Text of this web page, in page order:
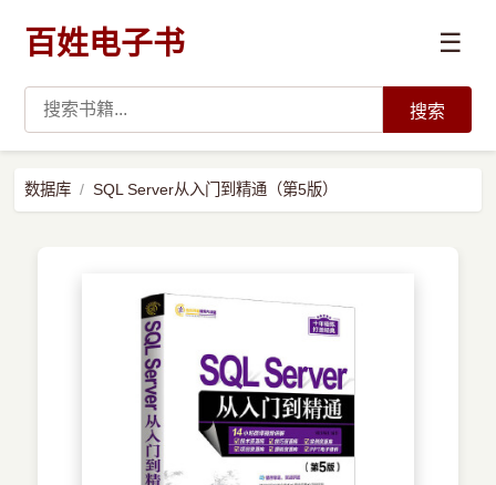
百姓电子书 ☰
搜索
数据库 SQL Server从入门到精通（第5版）